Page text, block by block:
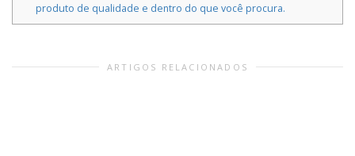
produto de qualidade e dentro do que você procura.
ARTIGOS RELACIONADOS